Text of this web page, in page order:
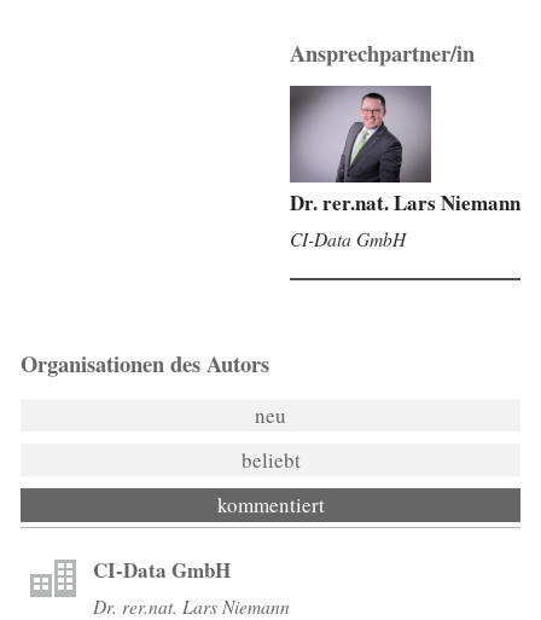
Ansprechpartner/in
Dr. rer.nat. Lars Niemann
CI-Data GmbH
Organisationen des Autors
neu
beliebt
kommentiert
CI-Data GmbH
Dr. rer.nat. Lars Niemann